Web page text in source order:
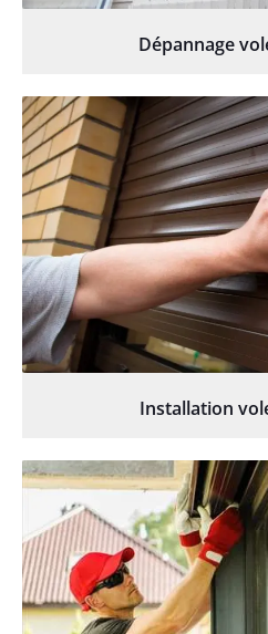
Dépannage
Installation